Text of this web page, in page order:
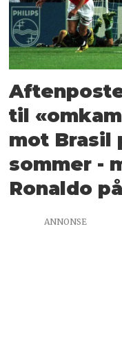
til
mot Brasil
sommer -
Ronaldo
ANNONSE